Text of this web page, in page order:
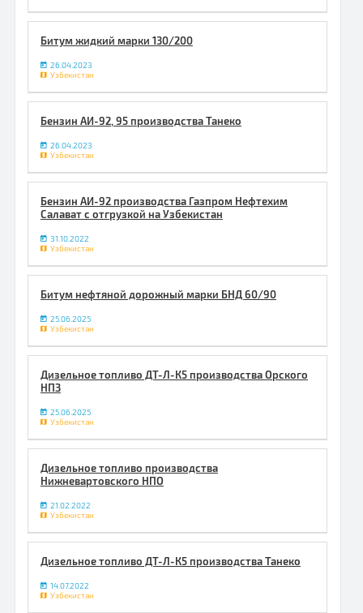
Битум жидкий марки 130/200
26.04.2023
Узбекистан
Бензин АИ-92, 95 производства Танеко
26.04.2023
Узбекистан
Бензин АИ-92 производства Газпром Нефтехим
Салават с отгрузкой на Узбекистан
31.10.2022
Узбекистан
Битум нефтяной дорожный марки БНД 60/90
25.06.2025
Узбекистан
Дизельное топливо ДТ-Л-К5 производства Орского
НПЗ
25.06.2025
Узбекистан
Дизельное топливо производства
Нижневартовского НПО
21.02.2022
Узбекистан
Дизельное топливо ДТ-Л-К5 производства Танеко
14.07.2022
Узбекистан